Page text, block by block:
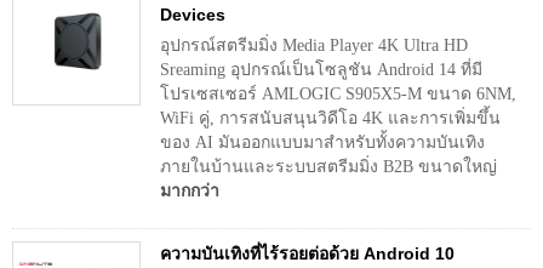
Devices
อุปกรณ์สตรีมมิ่ง Media Player 4K Ultra HD
Sreaming อุปกรณ์เป็นโซลูชัน Android 14 ที่มี
โปรเซสเซอร์ AMLOGIC S905X5-M ขนาด 6NM,
WiFi คู่, การสนับสนุนวิดีโอ 4K และการเพิ่มขึ้น
ของ AI มันออกแบบมาสำหรับทั้งความบันเทิง
ภายในบ้านและระบบสตรีมมิ่ง B2B ขนาดใหญ่
มากกว่า
ความบันเทิงที่ไร้รอยต่อด้วย Android 10